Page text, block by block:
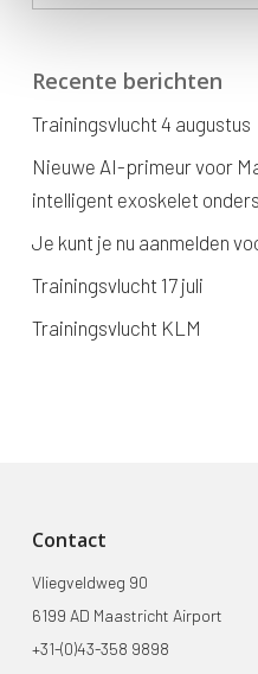
Recente berichten
Trainingsvlucht 4 augustus
Nieuwe AI-primeur voor
intelligent exoskelet
Je kunt je nu aanmelden
Trainingsvlucht 17 juli
Trainingsvlucht KLM
Contact
Vliegveldweg 90
6199 AD Maastricht Airport
+31-(0)43-358 9898